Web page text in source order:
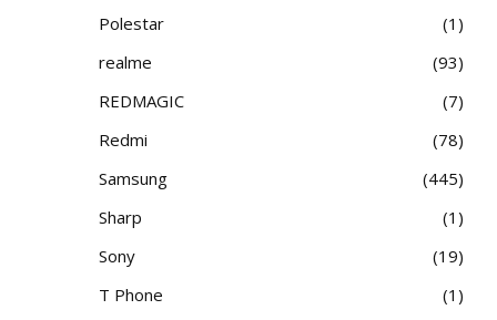
Polestar
1
realme
93
REDMAGIC
7
Redmi
78
Samsung
445
Sharp
1
Sony
19
T Phone
1